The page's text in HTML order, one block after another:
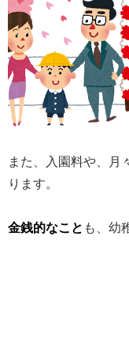
また、入園料や、月
ります。
金銭的なこと も、幼